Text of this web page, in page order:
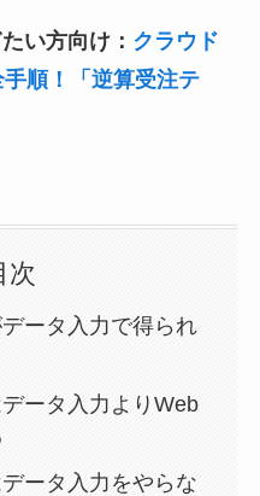
い方向け： クラウド
順！「逆算受注テ
次
ータ入力で得られ
ータ入力よりWeb
ータ入力をやらな